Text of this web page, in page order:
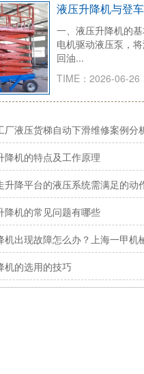
液压升降机与登
一、液压升降机的
电机驱动液压泵，
回油...
TIME：2026-06-26
厂液压货梯自动下滑维修案例分
降机的特点及工作原理
升降平台的液压系统需满足的动
降机的常见问题有哪些
机出现故障怎么办？上海一甲机
机的选用的技巧